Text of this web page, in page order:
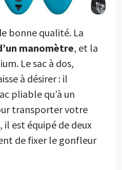
bonne qualité. La
manomètre, et la
Le sac à dos,
à désirer : il
pliable qu’à un
transporter votre
il est équipé de deux
de fixer le gonfleur